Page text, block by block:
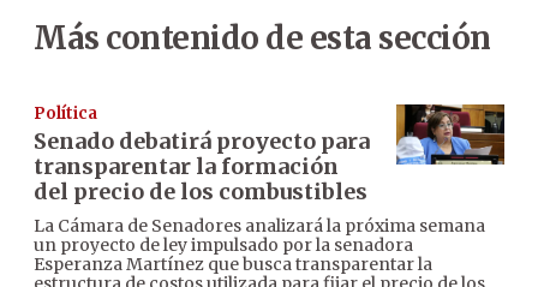
Más contenido de esta sección
Política
Senado debatirá proyecto para
transparentar la formación
del precio de los combustibles
La Cámara de Senadores analizará la próxima semana
un proyecto de ley impulsado por la senadora
Esperanza Martínez que busca transparentar la